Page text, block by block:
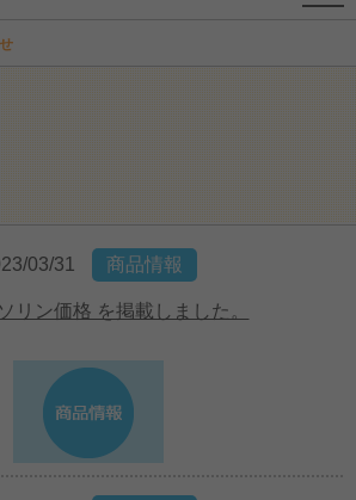
03/31 商品情報
リン価格 を掲載しました。